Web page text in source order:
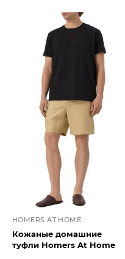
HOMERS AT HOME
Кожаные домашние
туфли Homers At Home